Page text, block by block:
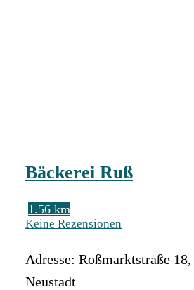
Bäckerei Ruß
1.56 km
Keine Rezensionen
Adresse: Roßmarktstraße 18,
Neustadt